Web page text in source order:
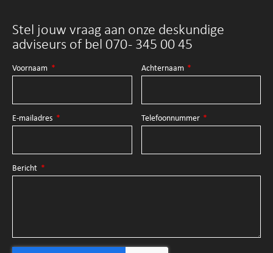
Stel jouw vraag aan onze deskundige
adviseurs of bel 070 - 345 00 45
Voornaam Achternaam
E-mailadres Telefoonnummer
Bericht